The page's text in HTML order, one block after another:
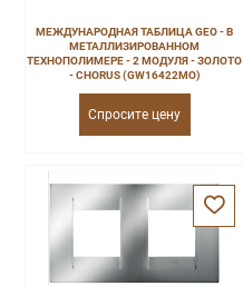
МЕЖДУНАРОДНАЯ ТАБЛИЦА GEO - В
МЕТАЛЛИЗИРОВАННОМ
ТЕХНОПОЛИМЕРЕ - 2 МОДУЛЯ - ЗОЛОТО
- CHORUS (GW16422MO)
Спросите цену